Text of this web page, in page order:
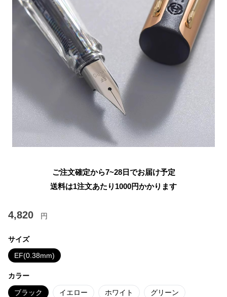
ご注文確定から7~28日でお届け予定
送料は1注文あたり 1000円かかります
4,820 円
サイズ
EF(0.38mm)
カラー
ブラック イエロー ホワイト グリーン